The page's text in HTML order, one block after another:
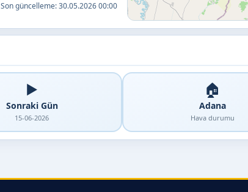
Son güncelleme:30.05.2026 00:00
▶️
Sonraki Gün
15-06-2026
🏠
Adana
Hava durumu